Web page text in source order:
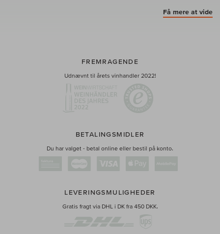
Få mere at vide
FREMRAGENDE
Udnævnt til årets vinhandler 2022!
BETALINGSMIDLER
Du har valget - betal online eller bestil på konto.
LEVERINGSMULIGHEDER
Gratis fragt via DHL i DK fra 450 DKK.